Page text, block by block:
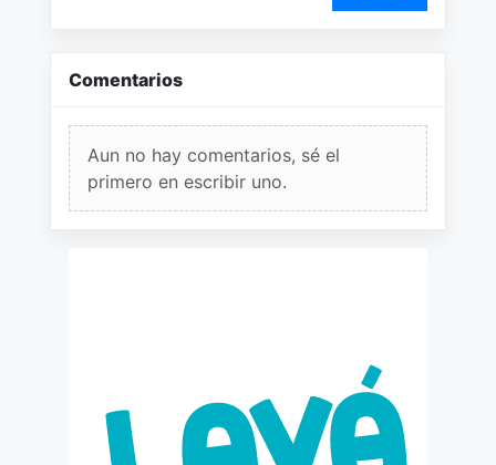
Comentarios
Aun no hay comentarios, sé el
primero en escribir uno.